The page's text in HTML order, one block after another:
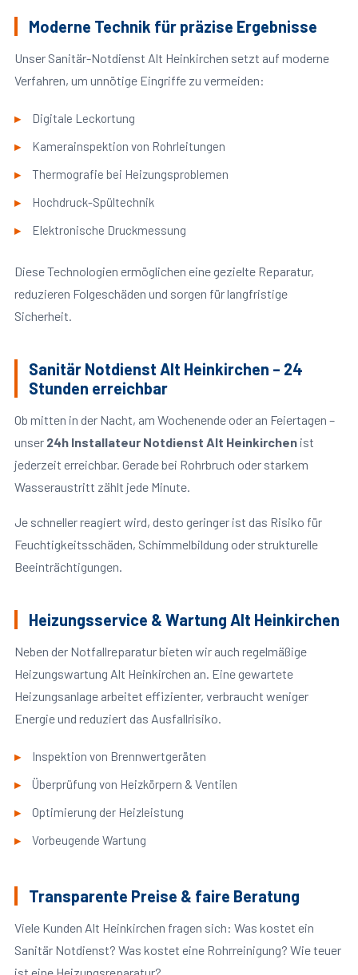
Moderne Technik für präzise Ergebnisse
Unser Sanitär-Notdienst Alt Heinkirchen setzt auf moderne
Verfahren, um unnötige Eingriffe zu vermeiden:
Digitale Leckortung
Kamerainspektion von Rohrleitungen
Thermografie bei Heizungsproblemen
Hochdruck-Spültechnik
Elektronische Druckmessung
Diese Technologien ermöglichen eine gezielte Reparatur,
reduzieren Folgeschäden und sorgen für langfristige
Sicherheit.
Sanitär Notdienst Alt Heinkirchen – 24
Stunden erreichbar
Ob mitten in der Nacht, am Wochenende oder an Feiertagen –
unser 24h Installateur Notdienst Alt Heinkirchenist
jederzeit erreichbar. Gerade bei Rohrbruch oder starkem
Wasseraustritt zählt jede Minute.
Je schneller reagiert wird, desto geringer ist das Risiko für
Feuchtigkeitsschäden, Schimmelbildung oder strukturelle
Beeinträchtigungen.
Heizungsservice & Wartung Alt Heinkirchen
Neben der Notfallreparatur bieten wir auch regelmäßige
Heizungswartung Alt Heinkirchen an. Eine gewartete
Heizungsanlage arbeitet effizienter, verbraucht weniger
Energie und reduziert das Ausfallrisiko.
Inspektion von Brennwertgeräten
Überprüfung von Heizkörpern & Ventilen
Optimierung der Heizleistung
Vorbeugende Wartung
Transparente Preise & faire Beratung
Viele Kunden Alt Heinkirchen fragen sich: Was kostet ein
Sanitär Notdienst? Was kostet eine Rohrreinigung? Wie teuer